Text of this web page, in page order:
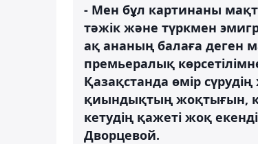
- Мен бұл картинаны
тәжік және түркмен
ақ ананың балаға деген
премьералық
Қазақстанда өмір
қиындықтың жоқтығын,
кетудің қажеті жоқ
Дворцевой.